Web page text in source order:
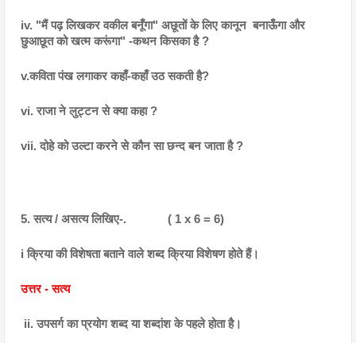
iv. "मैं पढ़ लिखकर वकील बनूँगा" अछूतों के लिए कानून  बनाऊँगा और
छुआछूत को खत्म करूंगा" -कथन किसका है ?
v.कविता पंख लगाकर कहाँ-कहाँ उठ सकती है?
vi. राजा ने लुट्टन से क्या कहा ?
vii. दोहे को उल्टा करने से कौन सा छन्द बन जाता है ?
5. सत्य / असत्य लिखिए-.             ( 1 x 6 = 6)
i क्रिया की विशेषता बताने वाले शब्द क्रिया विशेषण होते हैं।
उत्तर - सत्य
ii. उपसर्ग का प्रयोग शब्द या शब्दांश के पहले होता है।